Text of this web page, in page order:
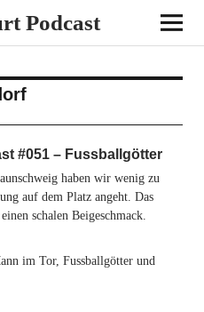
Podcast
#051 – Fussballgötter
haben wir wenig zu
auf dem Platz angeht. Das
schalen Beigeschmack.
im Tor, Fussballgötter und